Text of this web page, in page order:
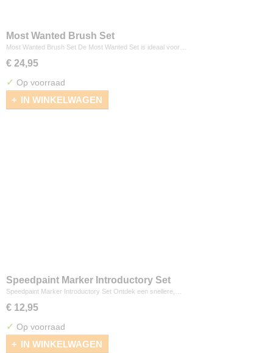
Most Wanted Brush Set
Most Wanted Brush Set De Most Wanted Set is ideaal voor…
€ 24,95
✓ Op voorraad
IN WINKELWAGEN
Speedpaint Marker Introductory Set
Speedpaint Marker Introductory Set Ontdek een snellere,…
€ 12,95
✓ Op voorraad
IN WINKELWAGEN